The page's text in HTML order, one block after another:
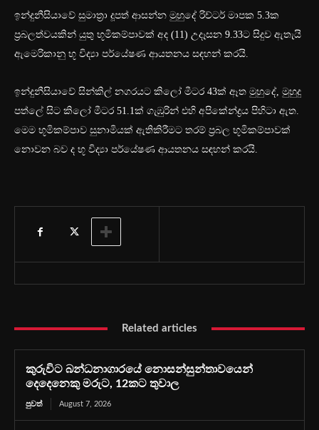
ඉන්දුනීසියාවේ සුමාත්‍රා දූපත් ආසන්න මුහුදේ රිච්ටර් මාපක 5.3ක
ප්‍රබලත්වයකින් යුතු භූමිකම්පාවක් අද (11) උදෑසන 9.33ට සිදුව ඇතැයි
ඇමෙරිකානු භූ විද්‍යා පර්යේෂණ ආයතනය සඳහන් කරයි.
ඉන්දුනීසියාවේ සින්කිල් නගරයට කිලෝ මීටර 43ක් ඈත මුහුදේ, මුහුදු
පත්ලේ සිට කිලෝ මීටර 51.1ක් ගැඹුරින් එහි අපිකේන්ද්‍රය පිහිටා ඇත.
මෙම භූමිකම්පාව සුනාමියක් ඇතිකිරීමට තරම් ප්‍රබල භූමිකම්පාවක්
නොවන බව ද භූ විද්‍යා පර්යේෂණ ආයතනය සඳහන් කරයි.
Related articles
කුරුවිට බන්ධනාගාරයේ නොසන්සුන්තාවයෙන්
දෙදෙනෙකු මරුට, 12කට තුවාල
පුවත් August 7, 2026